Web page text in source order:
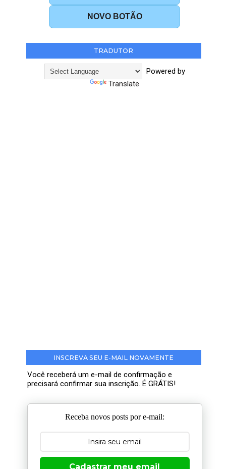
NOVO BOTÃO
TRADUTOR
Powered by
Translate
INSCREVA SEU E-MAIL NOVAMENTE
Você receberá um e-mail de confirmação e
precisará confirmar sua inscrição. É GRÁTIS!
Receba novos posts por e-mail:
Cadastrar meu email